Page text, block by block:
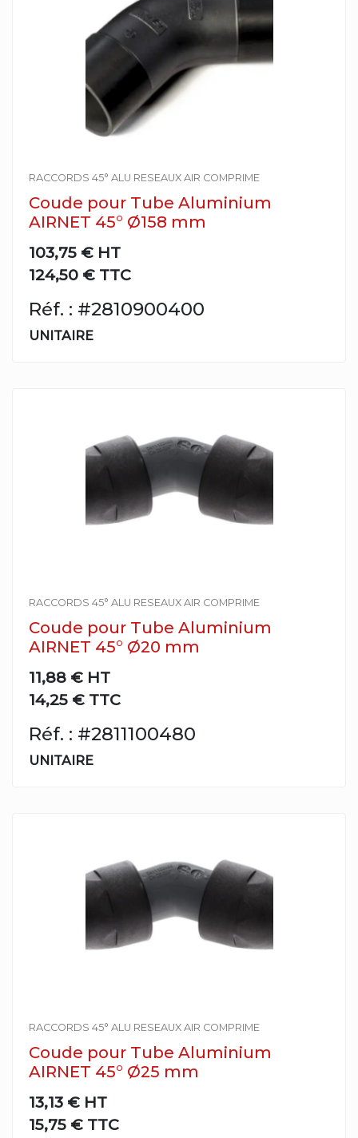
RACCORDS 45° ALU RESEAUX AIR COMPRIME
Coude pour Tube Aluminium
AIRNET 45° Ø158 mm
103,75 € HT
124,50 € TTC
Réf. : #2810900400
UNITAIRE
RACCORDS 45° ALU RESEAUX AIR COMPRIME
Coude pour Tube Aluminium
AIRNET 45° Ø20 mm
11,88 € HT
14,25 € TTC
Réf. : #2811100480
UNITAIRE
RACCORDS 45° ALU RESEAUX AIR COMPRIME
Coude pour Tube Aluminium
AIRNET 45° Ø25 mm
13,13 € HT
15,75 € TTC